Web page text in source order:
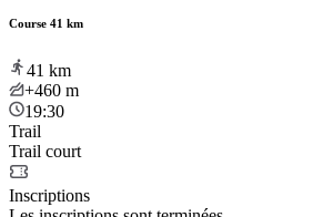
Course 41 km
41 km
+460 m
19:30
Trail
Trail court
Inscriptions